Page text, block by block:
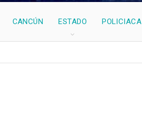
CANCÚN ESTADO POLICIACA